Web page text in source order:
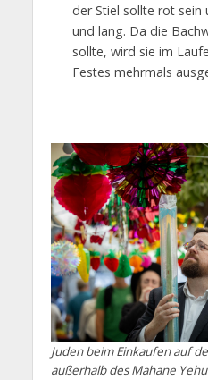
der Stiel sollte rot sein
und lang. Da die
sollte, wird sie im
Festes mehrmals
Juden beim Einkaufen auf
außerhalb des Mahane